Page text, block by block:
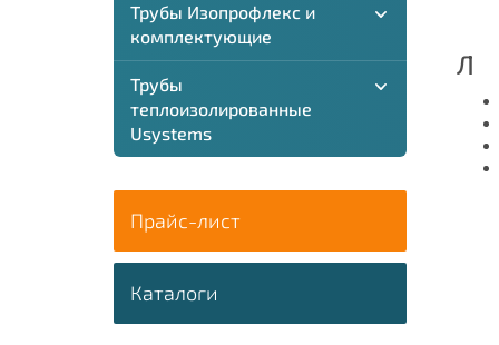
Трубы Изопрофлекс и
комплектующие
Трубы
теплоизолированные
Usystems
Прайс-лист
Каталоги
Л